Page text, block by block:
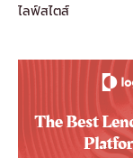
ไลฟ์สไตส์